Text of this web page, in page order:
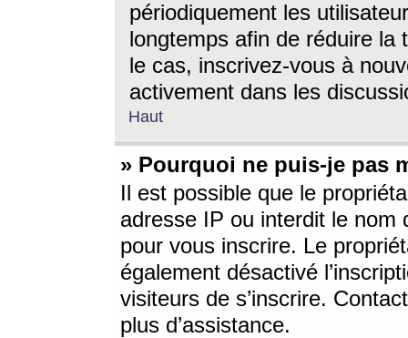
périodiquement les
longtemps afin de réduire la
le cas, inscrivez-vous à
activement dans les
Haut
» Pourquoi ne puis-je pas
Il est possible que le
adresse IP ou interdit le nom
pour vous inscrire. Le
également désactivé
visiteurs de s’inscrire.
plus d’assistance.